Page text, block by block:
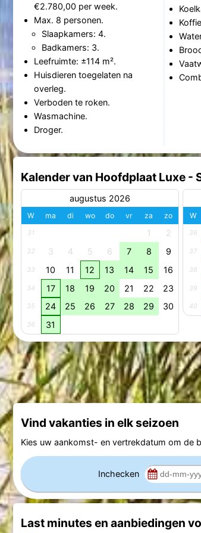
€2.780,00 per week.
Max. 8 personen.
Slaapkamers: 4.
Badkamers: 3.
Leefruimte: ±114 m².
Huisdieren toegelaten na
overleg.
Verboden te roken.
Wasmachine.
Droger.
Kalender van Hoofdplaat Luxe -
augustus 2026
W ma di wo do vr za zo
31 1 2
32 3 4 5 6 7 8 9
33 10 11 12 13 14 15 16
34 17 18 19 20 21 22 23
35 24 25 26 27 28 29 30
36 31
W
36
37
38
39
40
Vind vakanties in elk seizoen
Kies uw aankomst- en vertrekdatum om de
Inchecken
Last minutes en aanbiedingen